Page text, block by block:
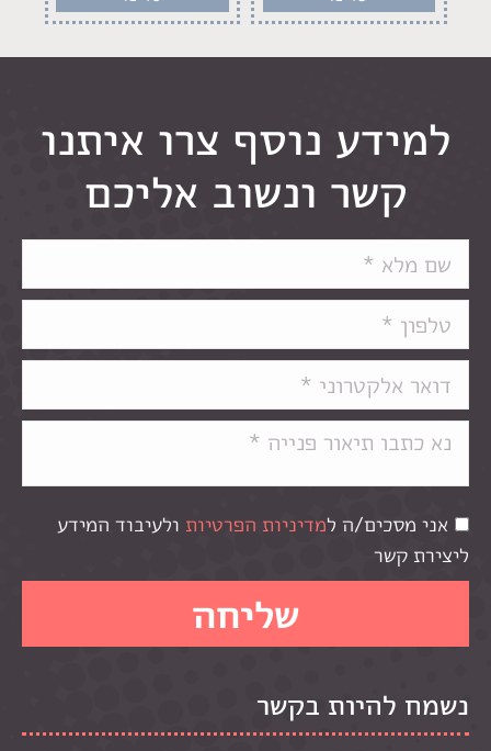
למידע נוסף צרו איתנו
קשר ונשוב אליכם
אני מסכים/ה למדיניות הפרטיות ולעיבוד המידע
ליצירת קשר
נשמח להיות בקשר